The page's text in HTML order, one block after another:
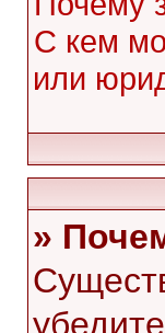
С кем
или
»